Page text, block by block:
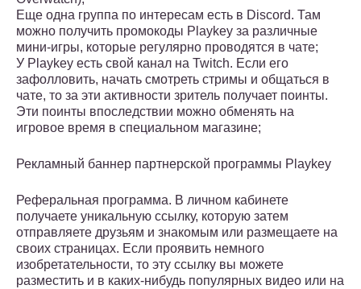
Еще одна группа по интересам есть в Discord. Там
можно получить промокоды Playkey за различные
мини-игры, которые регулярно проводятся в чате;
У Playkey есть свой канал на Twitch. Если его
зафолловить, начать смотреть стримы и общаться в
чате, то за эти активности зритель получает поинты.
Эти поинты впоследствии можно обменять на
игровое время в специальном магазине;
Рекламный баннер партнерской программы Playkey
Реферальная программа. В личном кабинете
получаете уникальную ссылку, которую затем
отправляете друзьям и знакомым или размещаете на
своих страницах. Если проявить немного
изобретательности, то эту ссылку вы можете
разместить и в каких-нибудь популярных видео или на